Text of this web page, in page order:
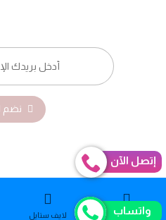
نضم
© حقوق النشر 2026. جميع الحقوق محفوظة. جمال لایف ستایل
إتصل الآن
واتساب